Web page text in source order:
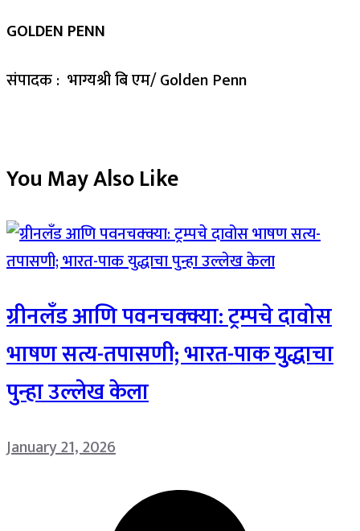
GOLDEN PENN
संपादक : भाग्यश्री बि एम/ Golden Penn
You May Also Like
ग्रीनलँड आणि पवनचक्क्या: ट्रम्पचे दावोस
भाषण सत्य-तपासणी; भारत-पाक युद्धाचा
पुन्हा उल्लेख केला
January 21, 2026